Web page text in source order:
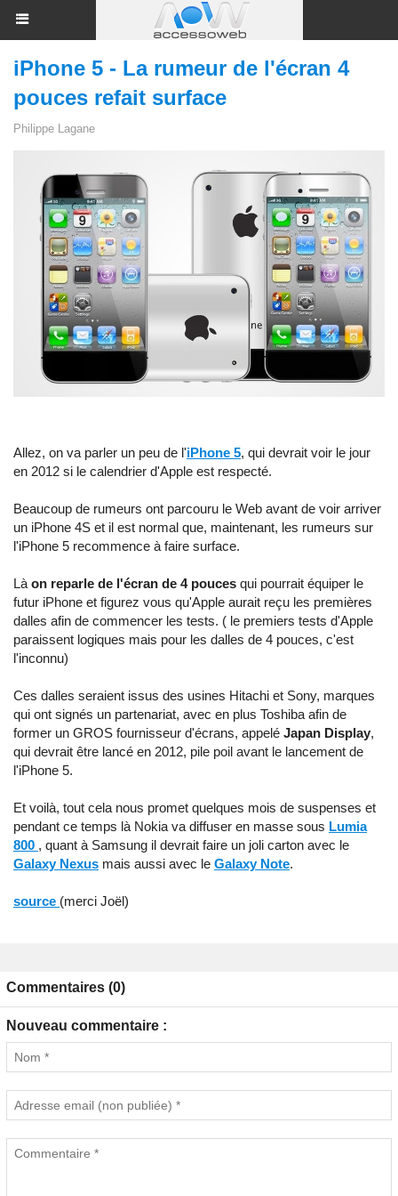
iPhone 5 - La rumeur de l'écran 4
pouces refait surface
Philippe Lagane
Allez, on va parler un peu de l'iPhone 5, qui devrait voir le jour
en 2012 si le calendrier d'Apple est respecté.
Beaucoup de rumeurs ont parcouru le Web avant de voir arriver
un iPhone 4S et il est normal que, maintenant, les rumeurs sur
l'iPhone 5 recommence à faire surface.
Là on reparle de l'écran de 4 pouces qui pourrait équiper le
futur iPhone et figurez vous qu'Apple aurait reçu les premières
dalles afin de commencer les tests. ( le premiers tests d'Apple
paraissent logiques mais pour les dalles de 4 pouces, c'est
l'inconnu)
Ces dalles seraient issus des usines Hitachi et Sony, marques
qui ont signés un partenariat, avec en plus Toshiba afin de
former un GROS fournisseur d'écrans, appelé Japan Display,
qui devrait être lancé en 2012, pile poil avant le lancement de
l'iPhone 5.
Et voilà, tout cela nous promet quelques mois de suspenses et
pendant ce temps là Nokia va diffuser en masse sous Lumia
800 , quant à Samsung il devrait faire un joli carton avec le
Galaxy Nexus mais aussi avec le Galaxy Note.
source (merci Joël)
Commentaires (0)
Nouveau commentaire :